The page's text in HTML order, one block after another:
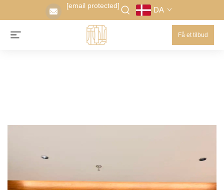
[email protected] DA
Få et tilbud